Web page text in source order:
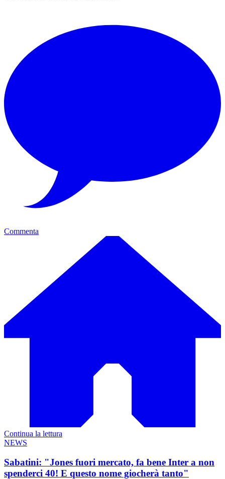
Commenta
Continua la lettura
NEWS
Sabatini: "Jones fuori mercato, fa bene Inter a non
spenderci 40! E questo nome giocherà tanto"